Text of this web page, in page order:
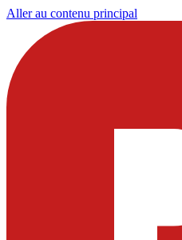
Aller au contenu principal